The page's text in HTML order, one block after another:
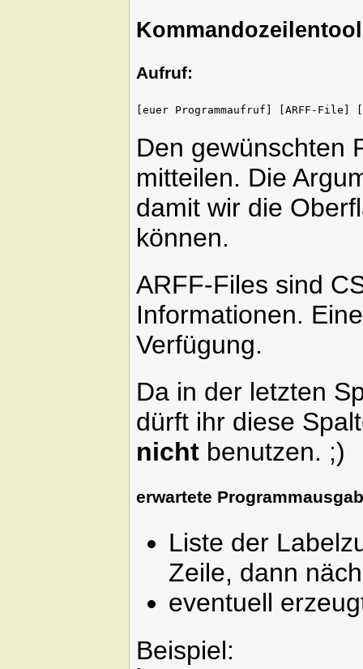
Kommandozeilentool
Aufruf:
Den gewünschten
mitteilen. Die
damit wir die
können.
ARFF-Files sind
Informationen.
Verfügung.
Da in der letzten
dürft ihr diese
nicht benutzen. ;)
erwartete
Liste der
Zeile, dann
eventuell
Beispiel: